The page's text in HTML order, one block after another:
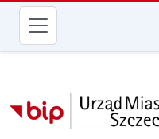
przejdź do